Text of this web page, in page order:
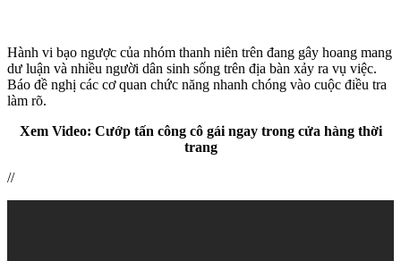
Hành vi bạo ngược của nhóm thanh niên trên đang gây hoang mang
dư luận và nhiều người dân sinh sống trên địa bàn xảy ra vụ việc.
Báo đề nghị các cơ quan chức năng nhanh chóng vào cuộc điều tra
làm rõ.
Xem Video: Cướp tấn công cô gái ngay trong cửa hàng thời
trang
//